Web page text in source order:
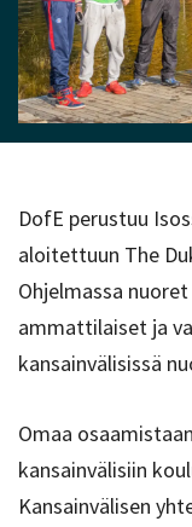
DofE perustuu
aloitettuun The
Ohjelmassa
ammattilaiset ja
kansainvälisissä
Omaa
kansainvälisiin
Kansainvälisen